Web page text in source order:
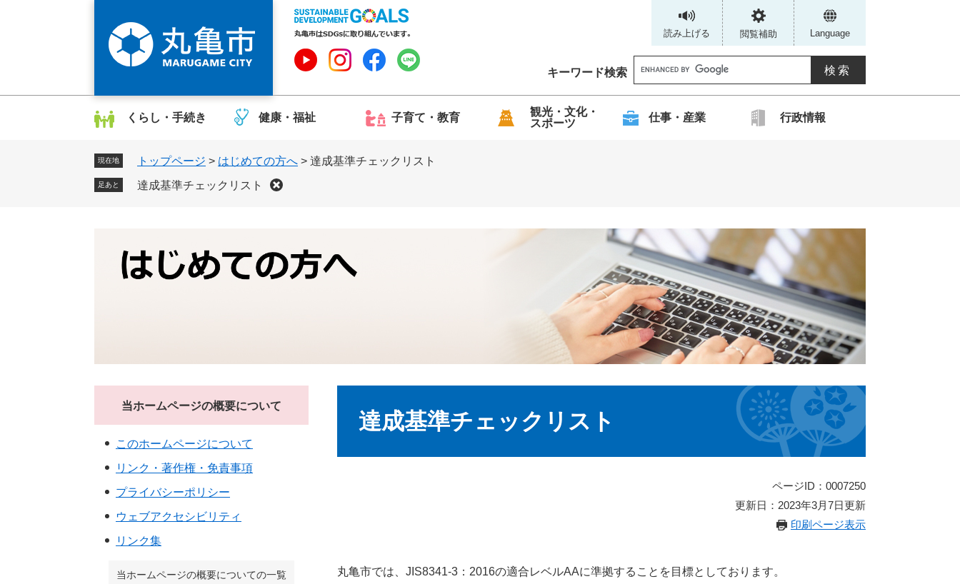
頭
飛
読み上げる 閲覧補助 Language
キーワード検索
G
o
g
l
索
くらし・手続き 健康・福祉 子育て・教育
観光・文化・
スポーツ
仕事・産業 行政情報
現在地 トップページ > はじめての方へ > 達成基準チェックリスト
足あと 達成基準チェックリスト
達成基準チェックリスト
ページID：0007250
更新日：2023年3月7日更新
印刷ページ表示
丸亀市では、JIS8341-3：2016の適合レベルAAに準拠することを目標としております。
当ホームページの概要について
このホームページについて
リンク・著作権・免責事項
プライバシーポリシー
ウェブアクセシビリティ
リンク集
当ホームページの概要についての一覧